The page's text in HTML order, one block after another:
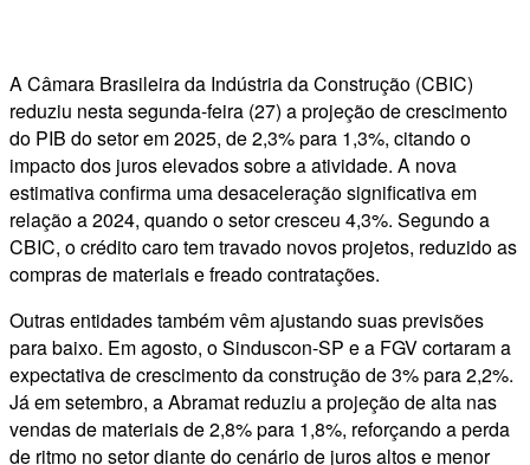
A Câmara Brasileira da Indústria da Construção (CBIC)
reduziu nesta segunda-feira (27) a projeção de crescimento
do PIB do setor em 2025, de 2,3% para 1,3%, citando o
impacto dos juros elevados sobre a atividade. A nova
estimativa confirma uma desaceleração significativa em
relação a 2024, quando o setor cresceu 4,3%. Segundo a
CBIC, o crédito caro tem travado novos projetos, reduzido as
compras de materiais e freado contratações.
Outras entidades também vêm ajustando suas previsões
para baixo. Em agosto, o Sinduscon-SP e a FGV cortaram a
expectativa de crescimento da construção de 3% para 2,2%.
Já em setembro, a Abramat reduziu a projeção de alta nas
vendas de materiais de 2,8% para 1,8%, reforçando a perda
de ritmo no setor diante do cenário de juros altos e menor